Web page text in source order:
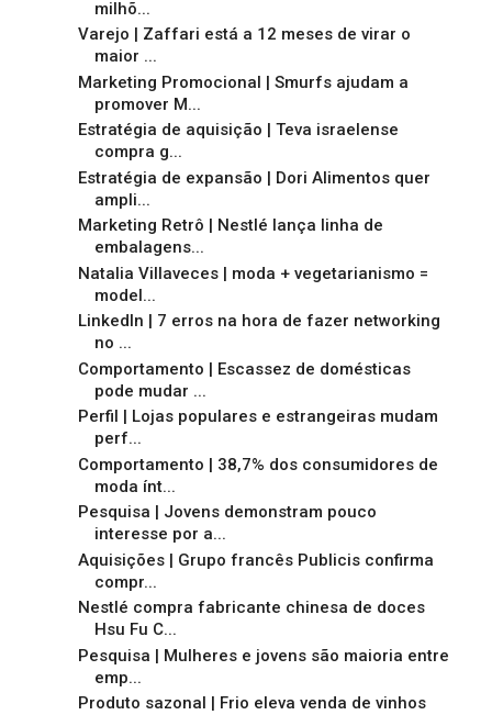
milhõ...
Varejo | Zaffari está a 12 meses de virar o
maior ...
Marketing Promocional | Smurfs ajudam a
promover M...
Estratégia de aquisição | Teva israelense
compra g...
Estratégia de expansão | Dori Alimentos quer
ampli...
Marketing Retrô | Nestlé lança linha de
embalagens...
Natalia Villaveces | moda + vegetarianismo =
model...
LinkedIn | 7 erros na hora de fazer networking
no ...
Comportamento | Escassez de domésticas
pode mudar ...
Perfil | Lojas populares e estrangeiras mudam
perf...
Comportamento | 38,7% dos consumidores de
moda ínt...
Pesquisa | Jovens demonstram pouco
interesse por a...
Aquisições | Grupo francês Publicis confirma
compr...
Nestlé compra fabricante chinesa de doces
Hsu Fu C...
Pesquisa | Mulheres e jovens são maioria entre
emp...
Produto sazonal | Frio eleva venda de vinhos